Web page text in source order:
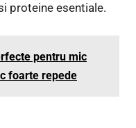
proteine esentiale.
pentru mic
foarte repede